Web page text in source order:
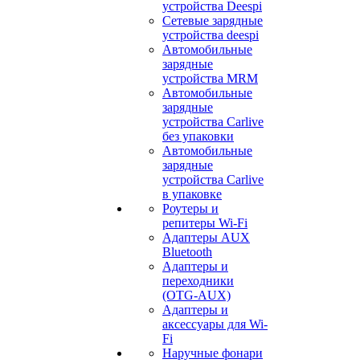
устройства Deespi
Сетевые зарядные
устройства deespi
Автомобильные
зарядные
устройства MRM
Автомобильные
зарядные
устройства Carlive
без упаковки
Автомобильные
зарядные
устройства Carlive
в упаковке
Роутеры и
репитеры Wi-Fi
Адаптеры AUX
Bluetooth
Адаптеры и
переходники
(OTG-AUX)
Адаптеры и
аксессуары для Wi-
Fi
Наручные фонари